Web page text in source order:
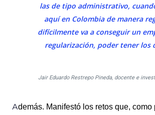
las de tipo administrativo,
aquí en Colombia de manera
difícilmente va a conseguir un
regularización, poder tener los
Jair Eduardo Restrepo Pineda, docente e
Además. Manifestó los retos que,